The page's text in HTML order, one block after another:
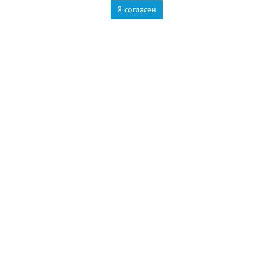
назревала опасность», – пишет Валентина
Я согласен